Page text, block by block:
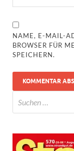
NAME, E-MAIL-
BROWSER FÜR
SPEICHERN.